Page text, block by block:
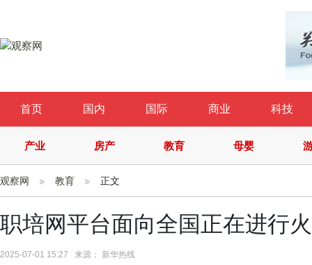
首页 国内 国际 商业 科技
产业 房产 教育 母婴
观察网 教育 正文
职培网平台面向全国正在进行
2025-07-01 15:27 来源： 新华热线